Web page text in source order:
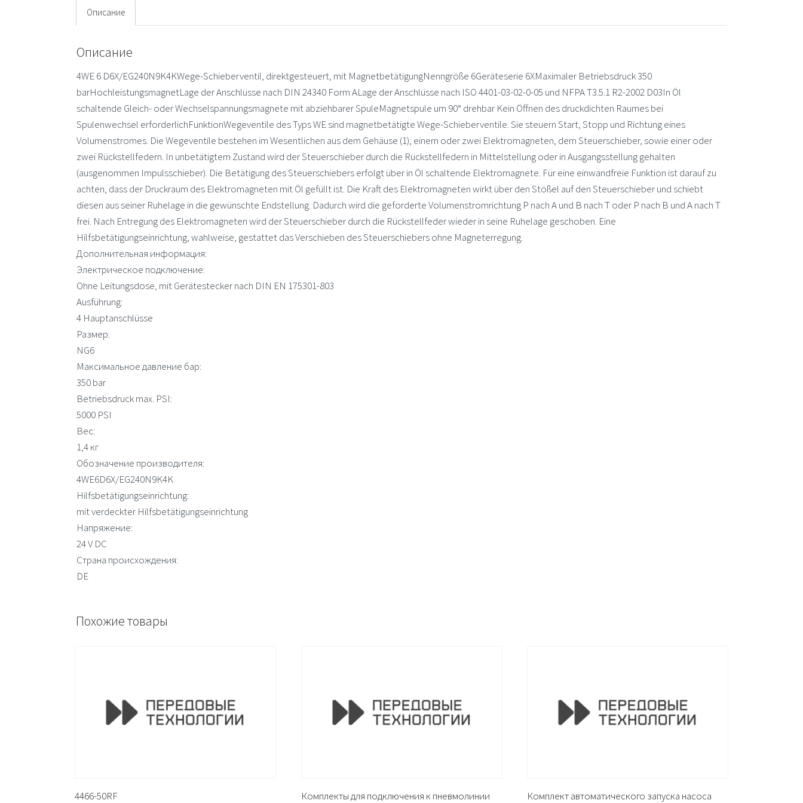
Описание
Описание
4WE 6 D6X/EG240N9K4KWege-Schieberventil, direktgesteuert, mit MagnetbetätigungNenngröße 6Geräteserie 6XMaximaler Betriebsdruck 350
barHochleistungsmagnetLage der Anschlüsse nach DIN 24340 Form ALage der Anschlüsse nach ISO 4401-03-02-0-05 und NFPA T3.5.1 R2-2002 D03In Öl
schaltende Gleich- oder Wechselspannungsmagnete mit abziehbarer SpuleMagnetspule um 90° drehbar Kein Öffnen des druckdichten Raumes bei
Spulenwechsel erforderlichFunktionWegeventile des Typs WE sind magnetbetätigte Wege-Schieberventile. Sie steuern Start, Stopp und Richtung eines
Volumenstromes. Die Wegeventile bestehen im Wesentlichen aus dem Gehäuse (1), einem oder zwei Elektromagneten, dem Steuerschieber, sowie einer oder
zwei Rückstellfedern. In unbetätigtem Zustand wird der Steuerschieber durch die Rückstellfedern in Mittelstellung oder in Ausgangsstellung gehalten
(ausgenommen Impulsschieber). Die Betätigung des Steuerschiebers erfolgt über in Öl schaltende Elektromagnete. Für eine einwandfreie Funktion ist darauf zu
achten, dass der Druckraum des Elektromagneten mit Öl gefüllt ist. Die Kraft des Elektromagneten wirkt über den Stößel auf den Steuerschieber und schiebt
diesen aus seiner Ruhelage in die gewünschte Endstellung. Dadurch wird die geforderte Volumenstromrichtung P nach A und B nach T oder P nach B und A nach T
frei. Nach Entregung des Elektromagneten wird der Steuerschieber durch die Rückstellfeder wieder in seine Ruhelage geschoben. Eine
Hilfsbetätigungseinrichtung, wahlweise, gestattet das Verschieben des Steuerschiebers ohne Magneterregung.
Дополнительная информация:
Электрическое подключение:
Ohne Leitungsdose, mit Gerätestecker nach DIN EN 175301-803
Ausführung:
4 Hauptanschlüsse
Размер:
NG6
Максимальное давление бар:
350 bar
Betriebsdruck max. PSI:
5000 PSI
Вес:
1,4 кг
Обозначение производителя:
4WE6D6X/EG240N9K4K
Hilfsbetätigungseinrichtung:
mit verdeckter Hilfsbetätigungseinrichtung
Напряжение:
24 V DC
Страна происхождения:
DE
Похожие товары
4466-50RF
Комплекты для подключения к пневмолинии
Комплект автоматического запуска насоса